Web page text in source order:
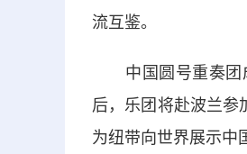
流互鉴。
中国圆号重奏团成
后，乐团将赴波兰参
为纽带向世界展示中